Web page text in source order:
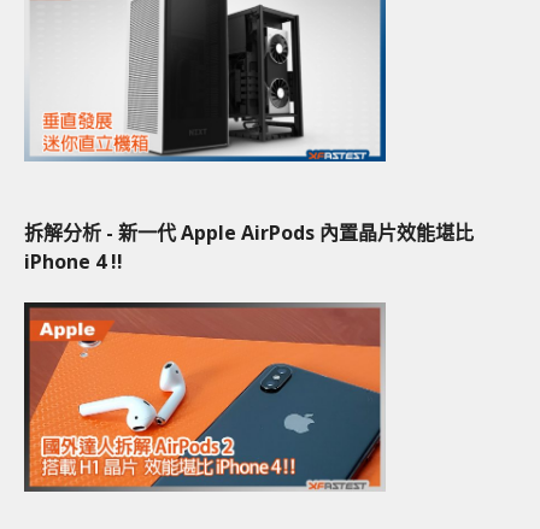
拆解分析 - 新一代 Apple AirPods 內置晶片效能堪比
iPhone 4 !!